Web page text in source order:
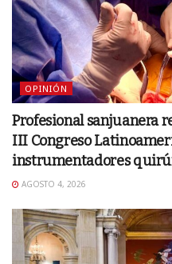
OPINIÓN
Profesional sanjuanera
III Congreso
instrumentadores
AGOSTO 4, 2026